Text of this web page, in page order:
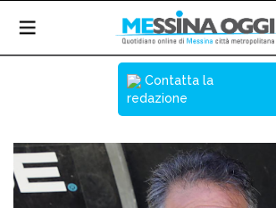
Contatta la
redazione